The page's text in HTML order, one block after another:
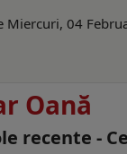
Miercuri, 04
Oană
recente -